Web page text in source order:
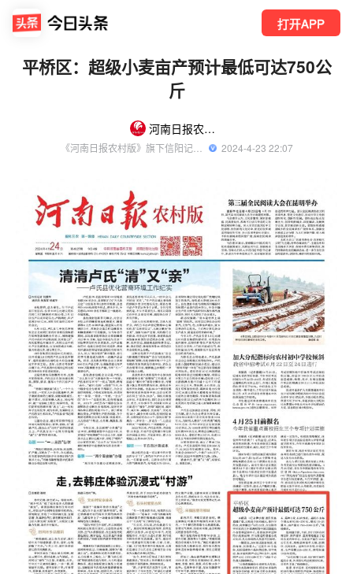
打开APP
平桥区：超级小麦亩产预计最低可达750公
斤
河南日报农村版信阳站
《河南日报农村版》旗下信阳记者站官方账号
  2024-4-23 22:07